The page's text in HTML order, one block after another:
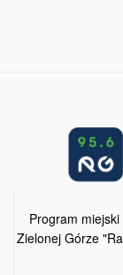
Program
Zielonej Górze